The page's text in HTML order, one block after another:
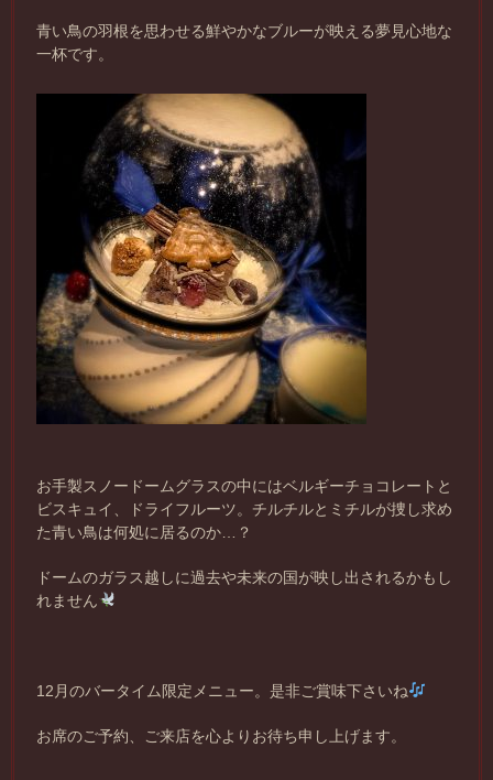
青い鳥の羽根を思わせる鮮やかなブルーが映える夢見心地な
一杯です。
お手製スノードームグラスの中にはベルギーチョコレートと
ビスキュイ、ドライフルーツ。チルチルとミチルが捜し求め
た青い鳥は何処に居るのか…？
ドームのガラス越しに過去や未来の国が映し出されるかもし
れません
12月のバータイム限定メニュー。是非ご賞味下さいね
お席のご予約、ご来店を心よりお待ち申し上げます。